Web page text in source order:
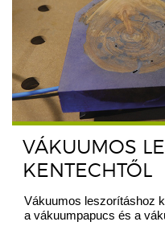
VÁKUUMOS
KENTECHTŐL
Vákuumos leszorításhoz
a vákuumpapucs és a